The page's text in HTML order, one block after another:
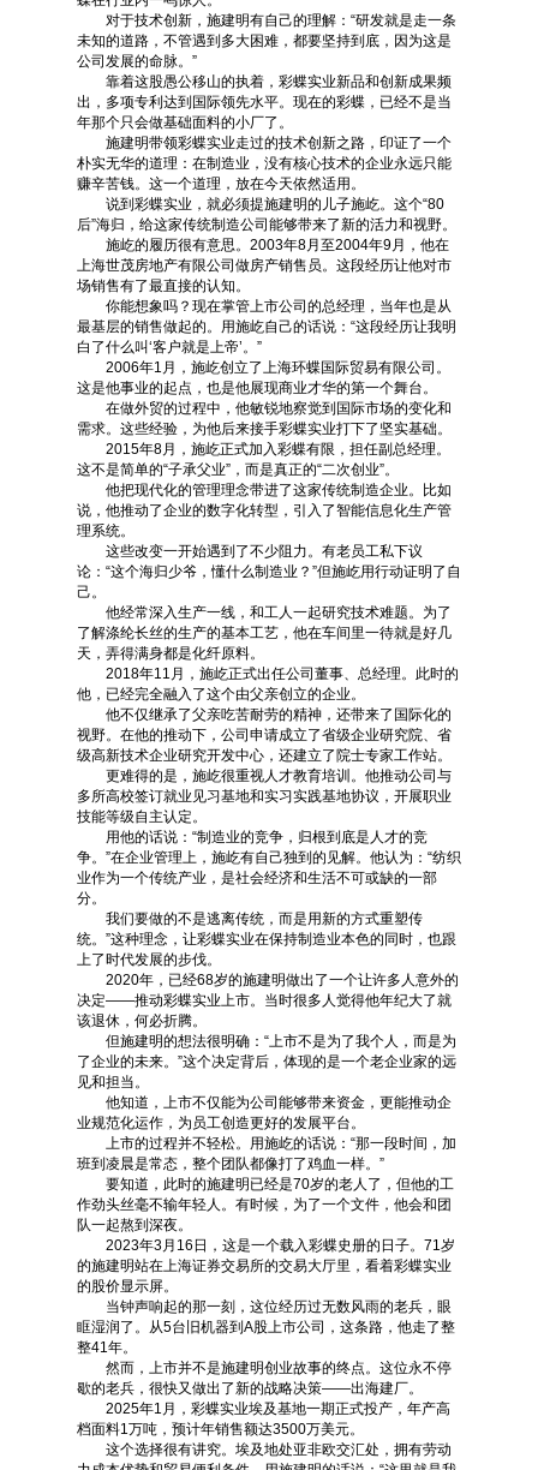
对于技术创新，施建明有自己的理解：“研发就是走一条
未知的道路，不管遇到多大困难，都要坚持到底，因为这是
公司发展的命脉。”
靠着这股愚公移山的执着，彩蝶实业新品和创新成果频
出，多项专利达到国际领先水平。现在的彩蝶，已经不是当
年那个只会做基础面料的小厂了。
施建明带领彩蝶实业走过的技术创新之路，印证了一个
朴实无华的道理：在制造业，没有核心技术的企业永远只能
赚辛苦钱。这一个道理，放在今天依然适用。
说到彩蝶实业，就必须提施建明的儿子施屹。这个“80
后”海归，给这家传统制造公司能够带来了新的活力和视野。
施屹的履历很有意思。2003年8月至2004年9月，他在
上海世茂房地产有限公司做房产销售员。这段经历让他对市
场销售有了最直接的认知。
你能想象吗？现在掌管上市公司的总经理，当年也是从
最基层的销售做起的。用施屹自己的话说：“这段经历让我明
白了什么叫‘客户就是上帝’。”
2006年1月，施屹创立了上海环蝶国际贸易有限公司。
这是他事业的起点，也是他展现商业才华的第一个舞台。
在做外贸的过程中，他敏锐地察觉到国际市场的变化和
需求。这些经验，为他后来接手彩蝶实业打下了坚实基础。
2015年8月，施屹正式加入彩蝶有限，担任副总经理。
这不是简单的“子承父业”，而是真正的“二次创业”。
他把现代化的管理理念带进了这家传统制造企业。比如
说，他推动了企业的数字化转型，引入了智能信息化生产管
理系统。
这些改变一开始遇到了不少阻力。有老员工私下议
论：“这个海归少爷，懂什么制造业？”但施屹用行动证明了自
己。
他经常深入生产一线，和工人一起研究技术难题。为了
了解涤纶长丝的生产的基本工艺，他在车间里一待就是好几
天，弄得满身都是化纤原料。
2018年11月，施屹正式出任公司董事、总经理。此时的
他，已经完全融入了这个由父亲创立的企业。
他不仅继承了父亲吃苦耐劳的精神，还带来了国际化的
视野。在他的推动下，公司申请成立了省级企业研究院、省
级高新技术企业研究开发中心，还建立了院士专家工作站。
更难得的是，施屹很重视人才教育培训。他推动公司与
多所高校签订就业见习基地和实习实践基地协议，开展职业
技能等级自主认定。
用他的话说：“制造业的竞争，归根到底是人才的竞
争。”在企业管理上，施屹有自己独到的见解。他认为：“纺织
业作为一个传统产业，是社会经济和生活不可或缺的一部
分。
我们要做的不是逃离传统，而是用新的方式重塑传
统。”这种理念，让彩蝶实业在保持制造业本色的同时，也跟
上了时代发展的步伐。
2020年，已经68岁的施建明做出了一个让许多人意外的
决定——推动彩蝶实业上市。当时很多人觉得他年纪大了就
该退休，何必折腾。
但施建明的想法很明确：“上市不是为了我个人，而是为
了企业的未来。”这个决定背后，体现的是一个老企业家的远
见和担当。
他知道，上市不仅能为公司能够带来资金，更能推动企
业规范化运作，为员工创造更好的发展平台。
上市的过程并不轻松。用施屹的话说：“那一段时间，加
班到凌晨是常态，整个团队都像打了鸡血一样。”
要知道，此时的施建明已经是70岁的老人了，但他的工
作劲头丝毫不输年轻人。有时候，为了一个文件，他会和团
队一起熬到深夜。
2023年3月16日，这是一个载入彩蝶史册的日子。71岁
的施建明站在上海证券交易所的交易大厅里，看着彩蝶实业
的股价显示屏。
当钟声响起的那一刻，这位经历过无数风雨的老兵，眼
眶湿润了。从5台旧机器到A股上市公司，这条路，他走了整
整41年。
然而，上市并不是施建明创业故事的终点。这位永不停
歇的老兵，很快又做出了新的战略决策——出海建厂。
2025年1月，彩蝶实业埃及基地一期正式投产，年产高
档面料1万吨，预计年销售额达3500万美元。
这个选择很有讲究。埃及地处亚非欧交汇处，拥有劳动